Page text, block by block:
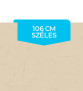
106 CM
SZÉLES